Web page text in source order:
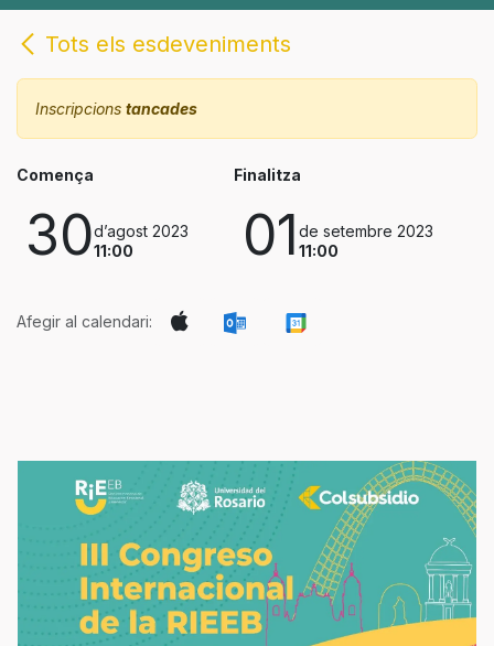
Tots els esdeveniments
Inscripcions tancades
Comença
30d’agost 2023
11:00
Finalitza
01 de setembre 2023
11:00
Afegir al calendari: